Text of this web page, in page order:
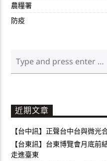
農糧署
防疫
近期文章
【台中訊】正聲台中台與微
【台東訊】台東博覽會月底
走進臺東